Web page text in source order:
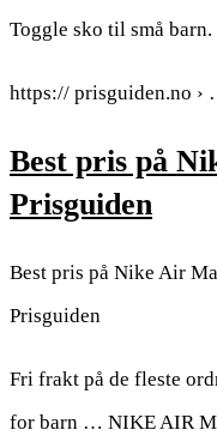
Toggle sko til små
https:// prisguiden.no ›
Best pris på
Prisguiden
Best pris på Nike Air
Prisguiden
Fri frakt på de fleste
for barn … NIKE AIR